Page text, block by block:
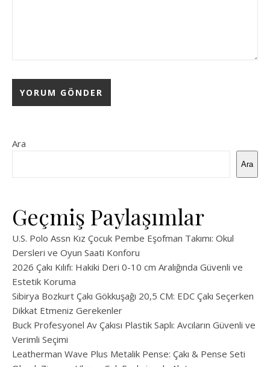
Ara
Ara
Geçmiş Paylaşımlar
U.S. Polo Assn Kız Çocuk Pembe Eşofman Takımı: Okul
Dersleri ve Oyun Saati Konforu
2026 Çakı Kılıfı: Hakiki Deri 0-10 cm Aralığında Güvenli ve
Estetik Koruma
Sibirya Bozkurt Çakı Gökkuşağı 20,5 CM: EDC Çakı Seçerken
Dikkat Etmeniz Gerekenler
Buck Profesyonel Av Çakısı Plastik Saplı: Avcıların Güvenli ve
Verimli Seçimi
Leatherman Wave Plus Metalik Pense: Çakı & Pense Seti